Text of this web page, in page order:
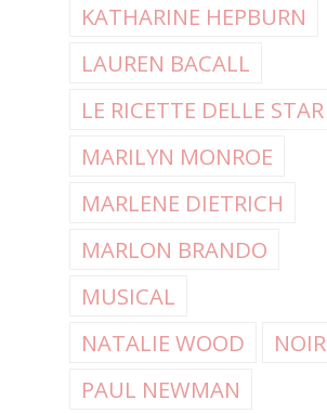
KATHARINE HEPBURN
LAUREN BACALL
LE RICETTE DELLE STAR
MARILYN MONROE
MARLENE DIETRICH
MARLON BRANDO
MUSICAL
NATALIE WOOD
NOIR
PAUL NEWMAN